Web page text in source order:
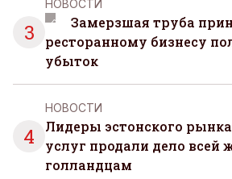
3
НОВОСТИ
Замерзшая труба
ресторанному бизнесу
убыток
4
НОВОСТИ
Лидеры эстонского
услуг продали дело всей
голландцам